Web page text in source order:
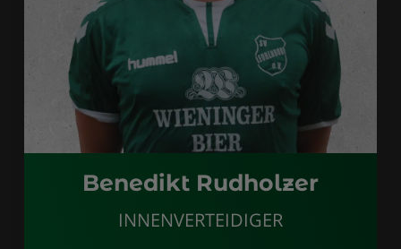
Benedikt Rudholzer
INNENVERTEIDIGER